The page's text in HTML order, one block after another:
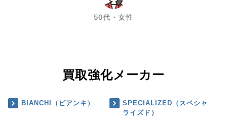
50代・女性
買取強化メーカー
BIANCHI（ビアンキ）
SPECIALIZED（スペシャ
ライズド）